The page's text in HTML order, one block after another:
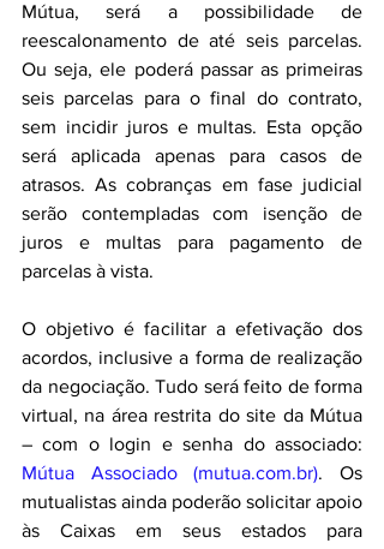
Mútua, será a possibilidade de
reescalonamento de até seis parcelas.
Ou seja, ele poderá passar as primeiras
seis parcelas para o final do contrato,
sem incidir juros e multas. Esta opção
será aplicada apenas para casos de
atrasos. As cobranças em fase judicial
serão contempladas com isenção de
juros e multas para pagamento de
parcelas à vista.
O objetivo é facilitar a efetivação dos
acordos, inclusive a forma de realização
da negociação. Tudo será feito de forma
virtual, na área restrita do site da Mútua
Mútua Associado (mutua.com.br). Os
mutualistas ainda poderão solicitar apoio
às Caixas em seus estados para